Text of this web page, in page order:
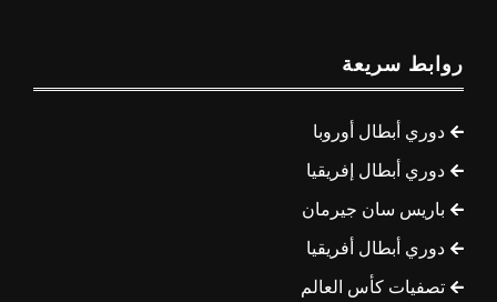
روابط سريعة
دوري أبطال أوروبا
دوري أبطال إفريقيا
باريس سان جيرمان
دوري أبطال أفريقيا
تصفيات كأس العالم